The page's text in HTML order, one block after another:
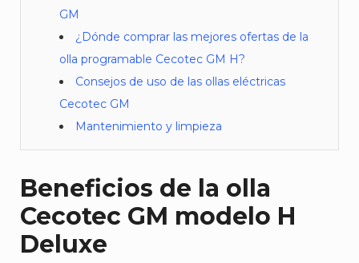
GM
¿Dónde comprar las mejores ofertas de la
olla programable Cecotec GM H?
Consejos de uso de las ollas eléctricas
Cecotec GM
Mantenimiento y limpieza
Beneficios de la olla
Cecotec GM modelo H
Deluxe